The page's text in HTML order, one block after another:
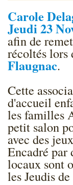
Carole
Jeudi 23
afin de
récoltés
Flaugnac.
Cette
d'accueil
les familles
petit salon
avec des
Encadré par
locaux sont
les Jeudis